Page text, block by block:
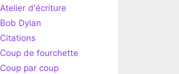
Atelier d'écriture
Bob Dylan
Citations
Coup de fourchette
Coup par coup